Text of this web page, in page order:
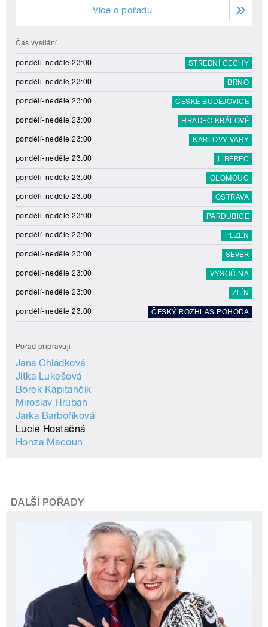
Více o pořadu
Čas vysílání
pondělí-neděle 23:00 STŘEDNÍ ČECHY
pondělí-neděle 23:00 BRNO
pondělí-neděle 23:00 ČESKÉ BUDĚJOVICE
pondělí-neděle 23:00 HRADEC KRÁLOVÉ
pondělí-neděle 23:00 KARLOVY VARY
pondělí-neděle 23:00 LIBEREC
pondělí-neděle 23:00 OLOMOUC
pondělí-neděle 23:00 OSTRAVA
pondělí-neděle 23:00 PARDUBICE
pondělí-neděle 23:00 PLZEŇ
pondělí-neděle 23:00 SEVER
pondělí-neděle 23:00 VYSOČINA
pondělí-neděle 23:00 ZLÍN
pondělí-neděle 23:00 ČESKÝ ROZHLAS POHODA
Pořad připravují
Jana Chládková
Jitka Lukešová
Borek Kapitančik
Miroslav Hruban
Jarka Barboříková
Lucie Hostačná
Honza Macoun
DALŠÍ POŘADY